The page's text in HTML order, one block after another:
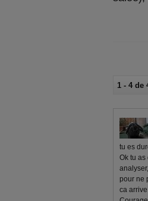
1 - 4 de
tu es
Ok tu as
pour ne
ca